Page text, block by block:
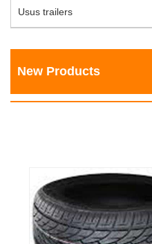
Usus trailers
New Products